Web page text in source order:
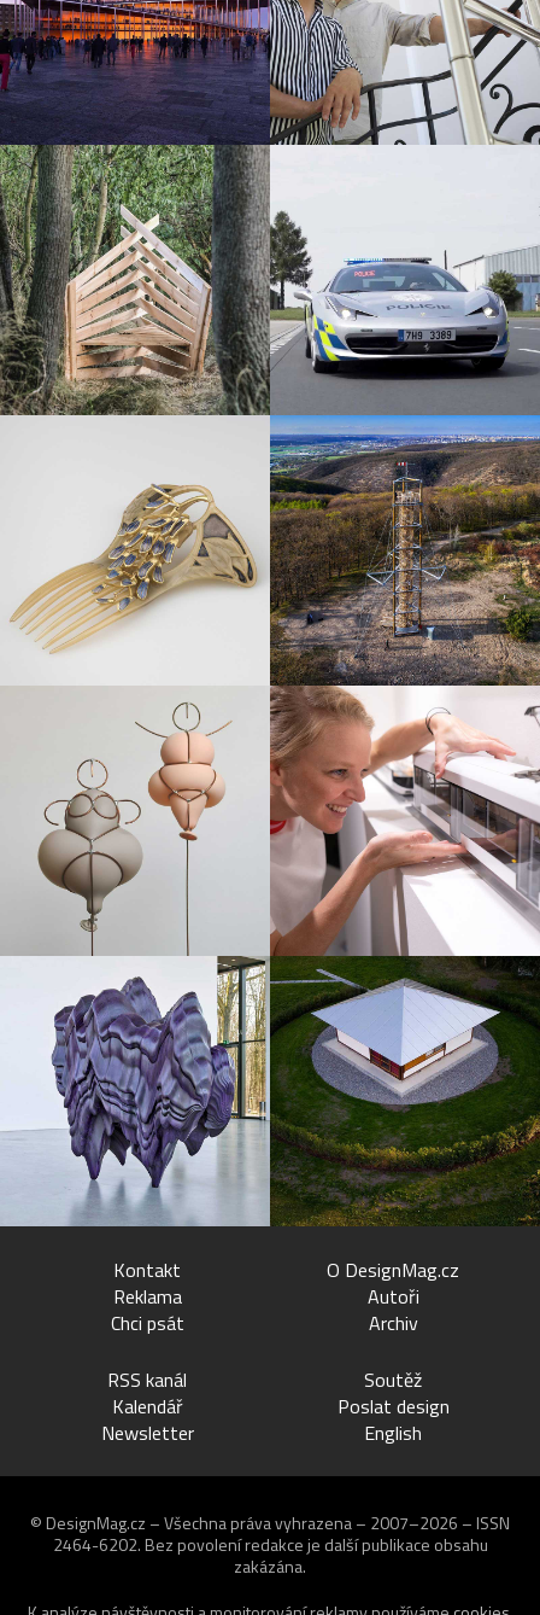
Kontakt
Reklama
Chci psát
O DesignMag.cz
Autoři
Archiv
RSS kanál
Kalendář
Newsletter
Soutěž
Poslat design
English
© DesignMag.cz – Všechna práva vyhrazena – 2007–2026 – ISSN
2464-6202. Bez povolení redakce je další publikace obsahu
zakázána.